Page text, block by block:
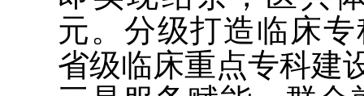
元。分级打造临床
省级临床重点专科建